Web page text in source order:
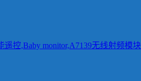
控,Baby monitor,A7139无线射频模块